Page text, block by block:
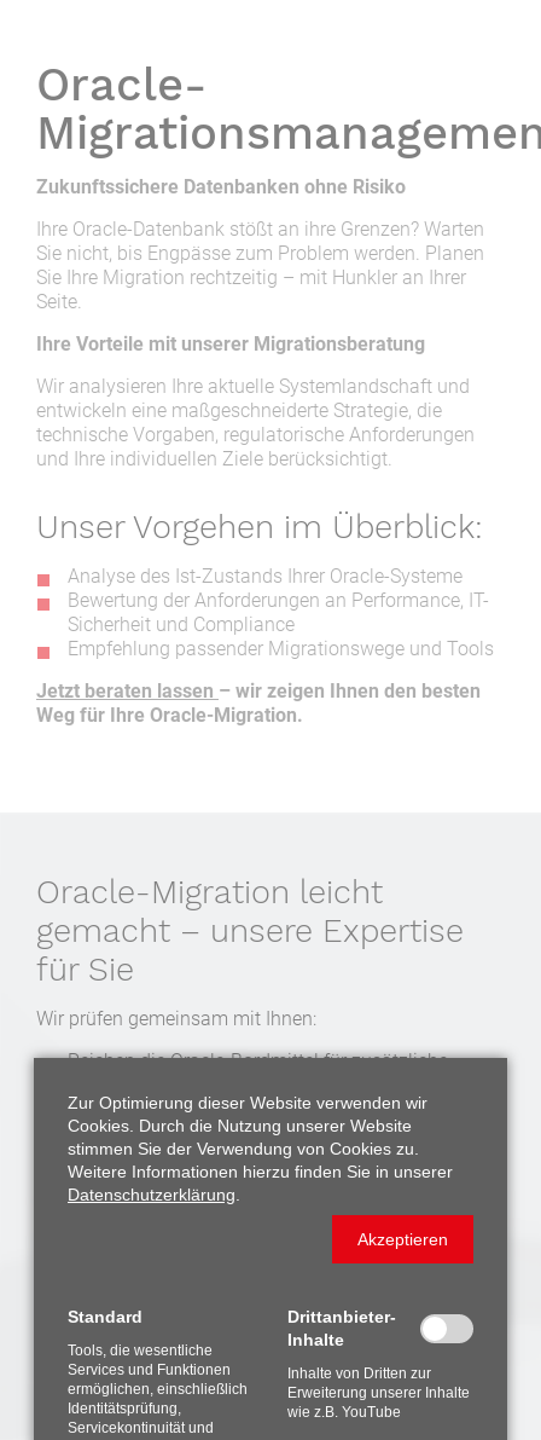
Oracle-
Zukunftssichere Datenbanken ohne Risiko
Ihre Oracle-Datenbank stößt an ihre Grenzen? Warten
Sie nicht, bis Engpässe zum Problem werden. Planen
Sie Ihre Migration rechtzeitig – mit Hunkler an Ihrer
Seite.
Ihre Vorteile mit unserer Migrationsberatung
Wir analysieren Ihre aktuelle Systemlandschaft und
entwickeln eine maßgeschneiderte Strategie, die
technische Vorgaben, regulatorische Anforderungen
und Ihre individuellen Ziele berücksichtigt.
Unser Vorgehen im Überblick:
Analyse des Ist-Zustands Ihrer Oracle-Systeme
Bewertung der Anforderungen an Performance, IT-
Sicherheit und Compliance
Empfehlung passender Migrationswege und Tools
Jetzt beraten lassen – wir zeigen Ihnen den besten
Weg für Ihre Oracle-Migration.
Oracle-Migration leicht
gemacht – unsere Expertise
für Sie
Wir prüfen gemeinsam mit Ihnen:
Reichen die Oracle-Bordmittel für zusätzliche
Müssen Systeme oder Ressourcen erweitert
werden?
Sind aktuelle Releases oder Patch-Levels
notwendig, um Zertifizierungen zu erfüllen?
Bordmittel ausreichen, nutzen wir diese. Wo nötig,
realisieren – ohne Ausfälle im Betrieb.
Sicher, schnell und reibungslos
Bevor Ihr optimiertes System live geht, führen wir eine
umfassendeTestmigration
Zur Optimierung dieser Website verwenden wir
Cookies. Durch die Nutzung unserer Website
stimmen Sie der Verwendung von Cookies zu.
Weitere Informationen hierzu finden Sie in unserer
Datenschutzerklärung
Akzeptieren
Standard
Tools, die wesentliche
Services und Funktionen
ermöglichen, einschließlich
Identitätsprüfung,
Servicekontinuität und
Drittanbieter-
Inhalte
Inhalte von Dritten zur
Erweiterung unserer Inhalte
wie z.B. YouTube